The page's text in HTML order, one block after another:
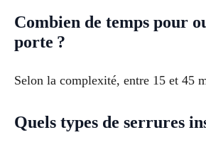
Combien de temps pour
porte ?
Selon la complexité, entre 15 et 45
Quels types de serrures